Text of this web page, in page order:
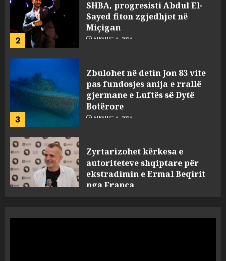
Miçigan
AUGUST 6, 2026
gjermane e Luftës së Dytë
Botërore
AUGUST 6, 2026
4
ekstradimin e Ermal Beqirit
nga Franca
AUGUST 6, 2026
A do të ketë rrezik për Tokën?